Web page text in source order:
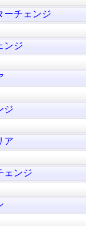
ーチェンジ
ンジ
ジ
ア
ェンジ